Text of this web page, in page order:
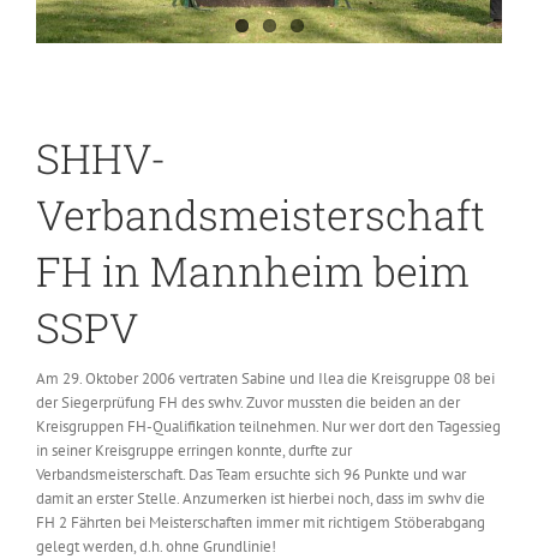
SHHV-
Verbandsmeisterschaft
FH in Mannheim beim
SSPV
Am 29. Oktober 2006 vertraten Sabine und Ilea die Kreisgruppe 08 bei
der Siegerprüfung FH des swhv. Zuvor mussten die beiden an der
Kreisgruppen FH-Qualifikation teilnehmen. Nur wer dort den Tagessieg
in seiner Kreisgruppe erringen konnte, durfte zur
Verbandsmeisterschaft. Das Team ersuchte sich 96 Punkte und war
damit an erster Stelle. Anzumerken ist hierbei noch, dass im swhv die
FH 2 Fährten bei Meisterschaften immer mit richtigem Stöberabgang
gelegt werden, d.h. ohne Grundlinie!